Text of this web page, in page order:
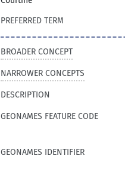
PREFERRED TERM
BROADER CONCEPT
NARROWER CONCEPTS
DESCRIPTION
GEONAMES FEATURE CODE
GEONAMES IDENTIFIER